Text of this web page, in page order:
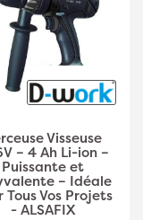
Visseuse
– 4 Ah Li-ion –
Puissante et
– Idéale
Tous Vos Projets
- ALSAFIX